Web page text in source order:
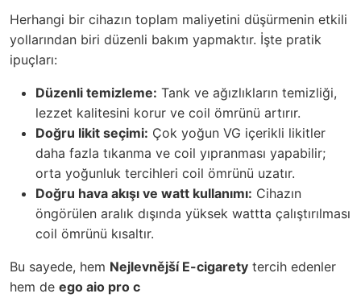
Herhangi bir cihazın toplam maliyetini düşürmenin etkili
yollarından biri düzenli bakım yapmaktır. İşte pratik
ipuçları:
Düzenli temizleme: Tank ve ağızlıkların temizliği,
lezzet kalitesini korur ve coil ömrünü artırır.
Doğru likit seçimi: Çok yoğun VG içerikli likitler
daha fazla tıkanma ve coil yıpranması yapabilir;
orta yoğunluk tercihleri coil ömrünü uzatır.
Doğru hava akışı ve watt kullanımı: Cihazın
öngörülen aralık dışında yüksek wattta çalıştırılması
coil ömrünü kısaltır.
Bu sayede, hem Nejlevnější E-cigarety tercih edenler
hem de ego aio pro c